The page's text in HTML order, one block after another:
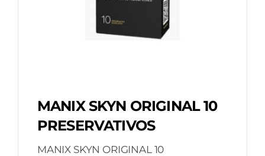
MANIX SKYN ORIGINAL 10
PRESERVATIVOS
MANIX SKYN ORIGINAL 10